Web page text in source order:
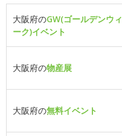
大阪府のGW(ゴールデンウィ
ーク)イベント
大阪府の物産展
大阪府の無料イベント